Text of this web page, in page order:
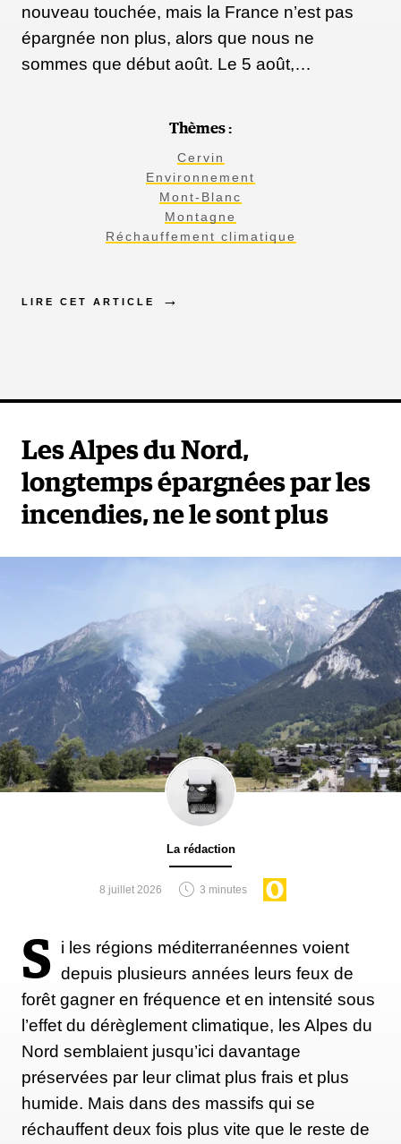
nouveau touchée, mais la France n’est pas
épargnée non plus, alors que nous ne
sommes que début août. Le 5 août,…
Thèmes :
Cervin
Environnement
Mont-Blanc
Montagne
Réchauffement climatique
LIRE CET ARTICLE
Les Alpes du Nord,
longtemps épargnées par les
incendies, ne le sont plus
La rédaction
8 juillet 2026 3 minutes
S i les régions méditerranéennes voient
depuis plusieurs années leurs feux de
forêt gagner en fréquence et en intensité sous
l’effet du dérèglement climatique, les Alpes du
Nord semblaient jusqu’ici davantage
préservées par leur climat plus frais et plus
humide. Mais dans des massifs qui se
réchauffent deux fois plus vite que le reste de